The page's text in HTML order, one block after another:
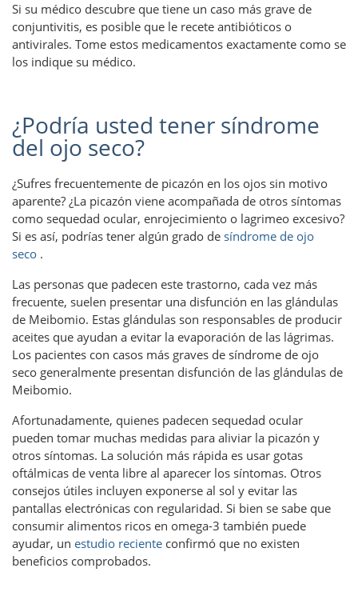
Si su médico descubre que tiene un caso más grave de
conjuntivitis, es posible que le recete antibióticos o
antivirales. Tome estos medicamentos exactamente como se
los indique su médico.
¿Podría usted tener síndrome
del ojo seco?
¿Sufres frecuentemente de picazón en los ojos sin motivo
aparente? ¿La picazón viene acompañada de otros síntomas
como sequedad ocular, enrojecimiento o lagrimeo excesivo?
Si es así, podrías tener algún grado de síndrome de ojo
seco .
Las personas que padecen este trastorno, cada vez más
frecuente, suelen presentar una disfunción en las glándulas
de Meibomio. Estas glándulas son responsables de producir
aceites que ayudan a evitar la evaporación de las lágrimas.
Los pacientes con casos más graves de síndrome de ojo
seco generalmente presentan disfunción de las glándulas de
Meibomio.
Afortunadamente, quienes padecen sequedad ocular
pueden tomar muchas medidas para aliviar la picazón y
otros síntomas. La solución más rápida es usar gotas
oftálmicas de venta libre al aparecer los síntomas. Otros
consejos útiles incluyen exponerse al sol y evitar las
pantallas electrónicas con regularidad. Si bien se sabe que
consumir alimentos ricos en omega-3 también puede
ayudar, un estudio reciente confirmó que no existen
beneficios comprobados.